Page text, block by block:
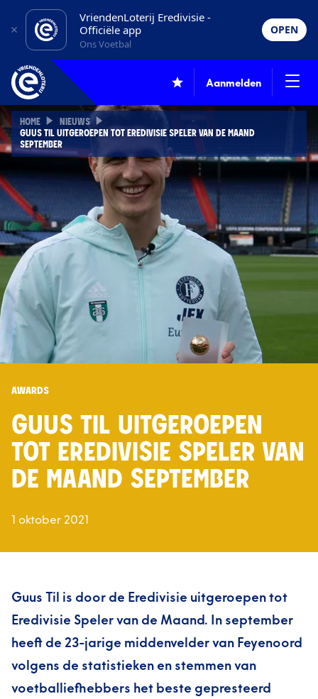
VriendenLoterij Eredivisie -
Officiële app
Ons Voetbal
OPEN
Aanmelden
HOME
NIEUWS
GUUS TIL UITGEROEPEN TOT EREDIVISIE SPELER VAN DE MAAND
SEPTEMBER
AWARDS
GUUS TIL UITGEROEPEN
TOT EREDIVISIE SPELER VAN
DE MAAND SEPTEMBER
1 oktober 2021
Guus Til is door de Eredivisie uitgeroepen tot
Eredivisie Speler van de Maand. In september
heeft de 23-jarige middenvelder van Feyenoord
volgens de statistieken en stemmen van
voetballiefhebbers het beste gepresteerd